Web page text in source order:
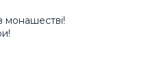
монашестві!